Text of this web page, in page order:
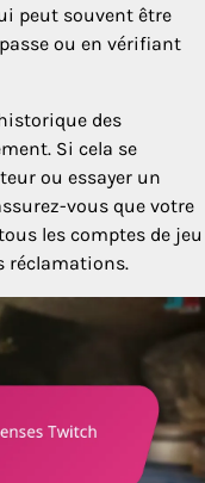
peut souvent être
ou en vérifiant
des
Si cela se
ou essayer un
vous que votre
les comptes de jeu
réclamations.